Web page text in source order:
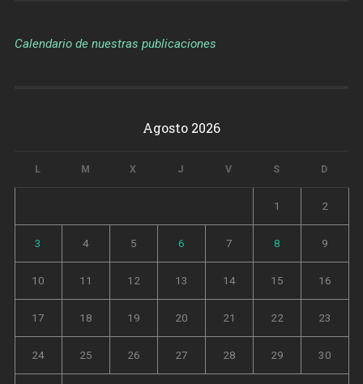
Calendario de nuestras publicaciones
Agosto 2026
L M X J V S D
1 2
3 4 5 6 7 8 9
10 11 12 13 14 15 16
17 18 19 20 21 22 23
24 25 26 27 28 29 30